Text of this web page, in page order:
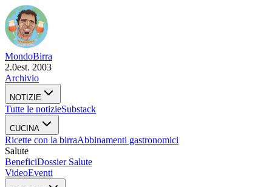
MondoBirra
2.0est. 2003
Archivio
NOTIZIE
Tutte le notizieSubstack
CUCINA
Ricette con la birraAbbinamenti gastronomici
Salute
BeneficiDossier Salute
VideoEventi